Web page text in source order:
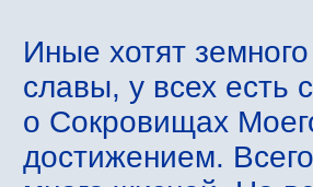
Иные хотят
славы, у всех есть
о Сокровищах
достижением.